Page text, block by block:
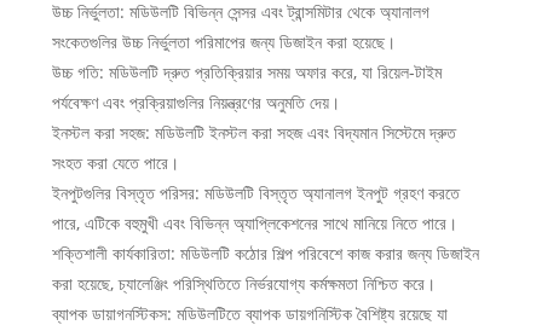
উচ্চ নির্ভুলতা: মডিউলটি বিভিন্ন সেন্সর এবং ট্রান্সমিটার থেকে অ্যানালগ
সংকেতগুলির উচ্চ নির্ভুলতা পরিমাপের জন্য ডিজাইন করা হয়েছে।
উচ্চ গতি: মডিউলটি দ্রুত প্রতিক্রিয়ার সময় অফার করে, যা রিয়েল-টাইম
পর্যবেক্ষণ এবং প্রক্রিয়াগুলির নিয়ন্ত্রণের অনুমতি দেয়।
ইনস্টল করা সহজ: মডিউলটি ইনস্টল করা সহজ এবং বিদ্যমান সিস্টেমে দ্রুত
সংহত করা যেতে পারে।
ইনপুটগুলির বিস্তৃত পরিসর: মডিউলটি বিস্তৃত অ্যানালগ ইনপুট গ্রহণ করতে
পারে, এটিকে বহুমুখী এবং বিভিন্ন অ্যাপ্লিকেশনের সাথে মানিয়ে নিতে পারে।
শক্তিশালী কার্যকারিতা: মডিউলটি কঠোর শিল্প পরিবেশে কাজ করার জন্য ডিজাইন
করা হয়েছে, চ্যালেঞ্জিং পরিস্থিতিতে নির্ভরযোগ্য কর্মক্ষমতা নিশ্চিত করে।
ব্যাপক ডায়াগনস্টিকস: মডিউলটিতে ব্যাপক ডায়গনিস্টিক বৈশিষ্ট্য রয়েছে যা